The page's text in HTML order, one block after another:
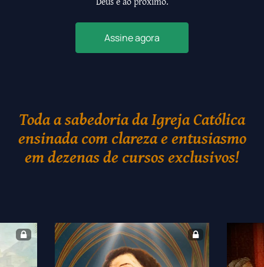
Assine agora
Toda a sabedoria da Igreja Católica
ensinada com clareza e entusiasmo
em dezenas de cursos exclusivos!